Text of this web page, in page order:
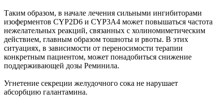
Таким образом, в начале лечения сильными ингибиторами
изоферментов CYP2D6 и CYP3A4 может повышаться частота
нежелательных реакций, связанных с холиномиметическим
действием, главным образом тошноты и рвоты. В этих
ситуациях, в зависимости от переносимости терапии
конкретным пациентом, может понадобиться снижение
поддерживающей дозы Реминила.
Угнетение секреции желудочного сока не нарушает
абсорбцию галантамина.